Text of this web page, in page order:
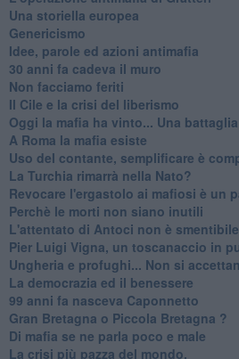
Una storiella europea
Genericismo
Idee, parole ed azioni antimafia
30 anni fa cadeva il muro
Non facciamo feriti
Il Cile e la crisi del liberismo
Oggi la mafia ha vinto... Una
A Roma la mafia esiste
Uso del contante, semplificare è
La Turchia rimarrà nella Nato?
Revocare l'ergastolo ai mafiosi è un
Perchè le morti non siano inutili
L'attentato di Antoci non è smentibile
Pier Luigi Vigna, un toscanaccio in
Ungheria e profughi... Non si
La democrazia ed il benessere
99 anni fa nasceva Caponnetto
Gran Bretagna o Piccola Bretagna ?
Di mafia se ne parla poco e male
La crisi più pazza del mondo.